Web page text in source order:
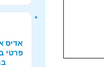
אדיס
פרטי